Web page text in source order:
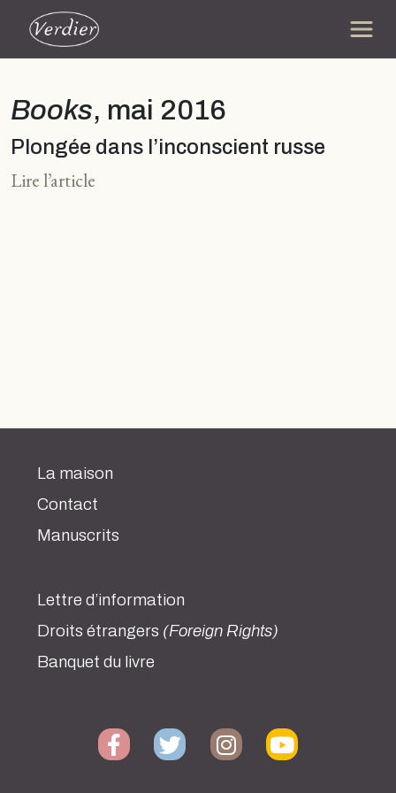
Books, mai 2016
Plongée dans l’inconscient russe
Lire l’article
La maison
Contact
Manuscrits
Lettre d’information
Droits étrangers (Foreign Rights)
Banquet du livre